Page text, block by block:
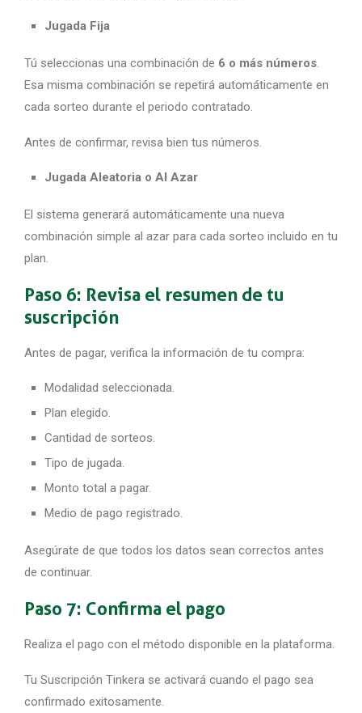
Jugada Fija
Tú seleccionas una combinación de 6 o más números.
Esa misma combinación se repetirá automáticamente en
cada sorteo durante el periodo contratado.
Antes de confirmar, revisa bien tus números.
Jugada Aleatoria o Al Azar
El sistema generará automáticamente una nueva
combinación simple al azar para cada sorteo incluido en tu
plan.
Paso 6: Revisa el resumen de tu
suscripción
Antes de pagar, verifica la información de tu compra:
Modalidad seleccionada.
Plan elegido.
Cantidad de sorteos.
Tipo de jugada.
Monto total a pagar.
Medio de pago registrado.
Asegúrate de que todos los datos sean correctos antes
de continuar.
Paso 7: Confirma el pago
Realiza el pago con el método disponible en la plataforma.
Tu Suscripción Tinkera se activará cuando el pago sea
confirmado exitosamente.